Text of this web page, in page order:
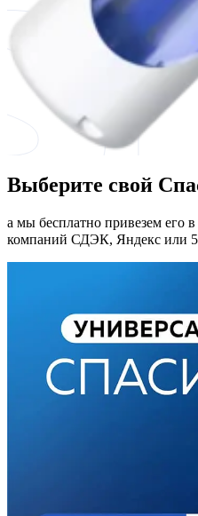
Выберите свой
а мы бесплатно привезем его
компаний СДЭК, Яндекс или